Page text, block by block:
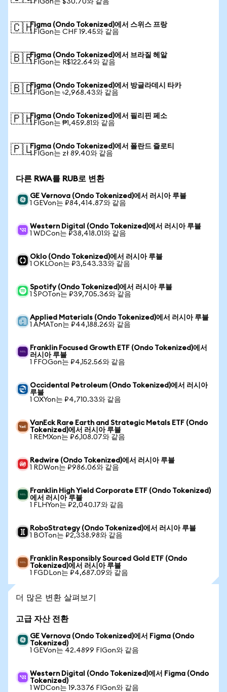
1 FIGon는 $30.70와 같음
🇨🇭Figma (Ondo Tokenized)에서 스위스 프랑
1 FIGon는 CHF 19.45와 같음
🇧🇷Figma (Ondo Tokenized)에서 브라질 헤알
1 FIGon는 R$122.64와 같음
🇧🇩Figma (Ondo Tokenized)에서 방글라데시 타카
1 FIGon는 ৳2,968.43와 같음
🇵🇭Figma (Ondo Tokenized)에서 필리핀 페소
1 FIGon는 ₱1,459.81와 같음
🇵🇱Figma (Ondo Tokenized)에서 폴란드 즐로티
1 FIGon는 zł 89.40와 같음
다른 RWA를 RUB로 변환
GE Vernova (Ondo Tokenized)에서 러시아 루블
1 GEVon는 ₽84,414.87와 같음
Western Digital (Ondo Tokenized)에서 러시아 루블
1 WDCon는 ₽38,418.01와 같음
Oklo (Ondo Tokenized)에서 러시아 루블
1 OKLOon는 ₽3,543.33와 같음
Spotify (Ondo Tokenized)에서 러시아 루블
1 SPOTon는 ₽39,705.36와 같음
Applied Materials (Ondo Tokenized)에서 러시아 루블
1 AMATon는 ₽44,188.26와 같음
Franklin Focused Growth ETF (Ondo Tokenized)에서
러시아 루블
1 FFOGon는 ₽4,152.56와 같음
Occidental Petroleum (Ondo Tokenized)에서 러시아
루블
1 OXYon는 ₽4,710.33와 같음
VanEck Rare Earth and Strategic Metals ETF (Ondo
Tokenized)에서 러시아 루블
1 REMXon는 ₽6,108.07와 같음
Redwire (Ondo Tokenized)에서 러시아 루블
1 RDWon는 ₽986.06와 같음
Franklin High Yield Corporate ETF (Ondo Tokenized)
에서 러시아 루블
1 FLHYon는 ₽2,040.17와 같음
RoboStrategy (Ondo Tokenized)에서 러시아 루블
1 BOTon는 ₽2,338.98와 같음
Franklin Responsibly Sourced Gold ETF (Ondo
Tokenized)에서 러시아 루블
1 FGDLon는 ₽4,687.09와 같음
더 많은 변환 살펴보기
고급 자산 전환
GE Vernova (Ondo Tokenized)에서 Figma (Ondo
Tokenized)
1 GEVon는 42.4899 FIGon와 같음
Western Digital (Ondo Tokenized)에서 Figma (Ondo
Tokenized)
1 WDCon는 19.3376 FIGon와 같음